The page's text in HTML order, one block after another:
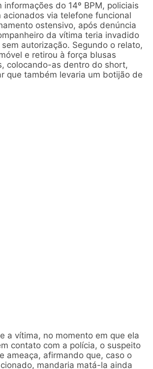
informações do 14º BPM, policiais
acionados via telefone funcional
ostensivo, após denúncia
da vítima teria invadido
autorização. Segundo o relato,
e retirou à força blusas
colocando-as dentro do short,
que também levaria um botijão de
a vítima, no momento em que ela
contato com a polícia, o suspeito
ameaça, afirmando que, caso o
mandaria matá-la ainda